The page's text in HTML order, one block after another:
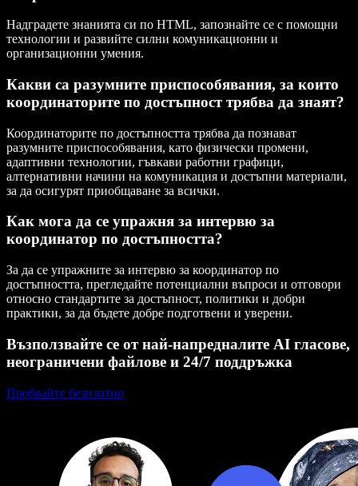
Надградете знанията си по HTML, запознайте се с помощни
технологии и развийте силни комуникационни и
организационни умения.
Какви са разумните приспособявания, за които
координаторите по достъпност трябва да знаят?
Координаторите по достъпността трябва да познават
разумните приспособявания, като физически промени,
адаптивни технологии, гъвкави работни графици,
алтернативни начини на комуникация и достъпни материали,
за да осигурят приобщаване за всички.
Как мога да се упражня за интервю за
координатор по достъпността?
За да се упражните за интервю за координатор по
достъпността, прегледайте потенциални въпроси и отговори
относно стандартите за достъпност, политики и добри
практики, за да бъдете добре подготвени и уверени.
Възползвайте се от най-напредналите AI гласове,
неограничени файлове и 24/7 поддръжка
Пробвайте безплатно